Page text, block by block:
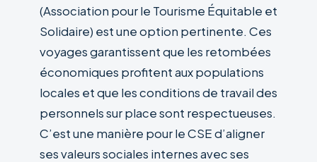
(Association pour le Tourisme Équitable et
Solidaire) est une option pertinente. Ces
voyages garantissent que les retombées
économiques profitent aux populations
locales et que les conditions de travail des
personnels sur place sont respectueuses.
C’est une manière pour le CSE d’aligner
ses valeurs sociales internes avec ses